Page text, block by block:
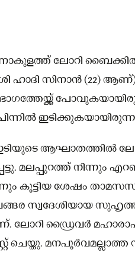
ലോറി ബൈക്കിൽ
ഹാദി സിനാൻ (22) ആണ്)
ആഘാതത്തിൽ
മലപ്പുറത്ത്
കൂട്ടിയ ശേഷം
സ്വദേശിയായ
ലോറി ഡ്രൈവർ
ചെയ്തു. മനപൂർവമല്ലാത്ത